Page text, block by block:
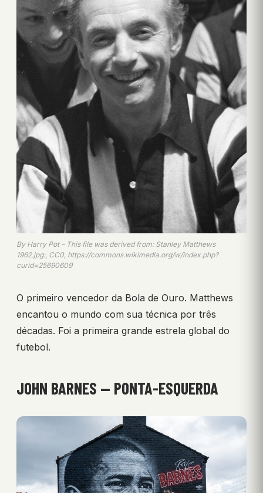
By Harry Pot – This file was derived from: Stanley Matthews
1962.jpg:, CC0, https://commons.wikimedia.org/w/index.php?
curid=25690609
O primeiro vencedor da Bola de Ouro. Matthews
encantou o mundo com sua técnica por três
décadas. Foi a primeira grande estrela global do
futebol.
JOHN BARNES — PONTA-ESQUERDA